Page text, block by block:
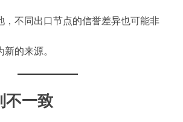
，不同出口节点的信誉差异也可能非
的来源。
不一致